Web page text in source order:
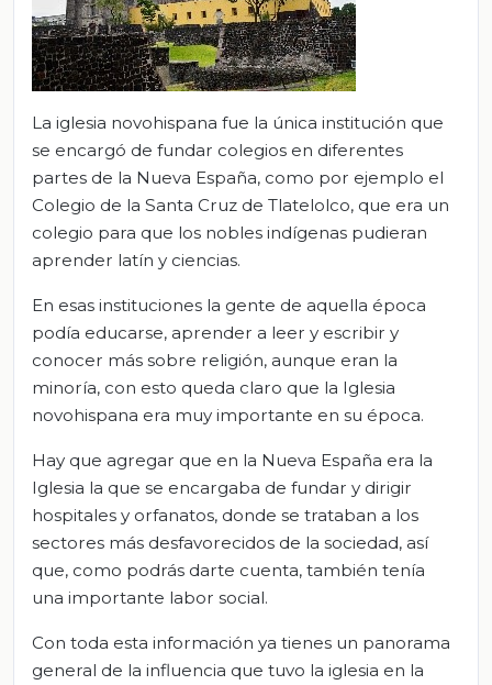
La iglesia novohispana fue la única institución que
se encargó de fundar colegios en diferentes
partes de la Nueva España, como por ejemplo el
Colegio de la Santa Cruz de Tlatelolco, que era un
colegio para que los nobles indígenas pudieran
aprender latín y ciencias.
En esas instituciones la gente de aquella época
podía educarse, aprender a leer y escribir y
conocer más sobre religión, aunque eran la
minoría, con esto queda claro que la Iglesia
novohispana era muy importante en su época.
Hay que agregar que en la Nueva España era la
Iglesia la que se encargaba de fundar y dirigir
hospitales y orfanatos, donde se trataban a los
sectores más desfavorecidos de la sociedad, así
que, como podrás darte cuenta, también tenía
una importante labor social.
Con toda esta información ya tienes un panorama
general de la influencia que tuvo la iglesia en la